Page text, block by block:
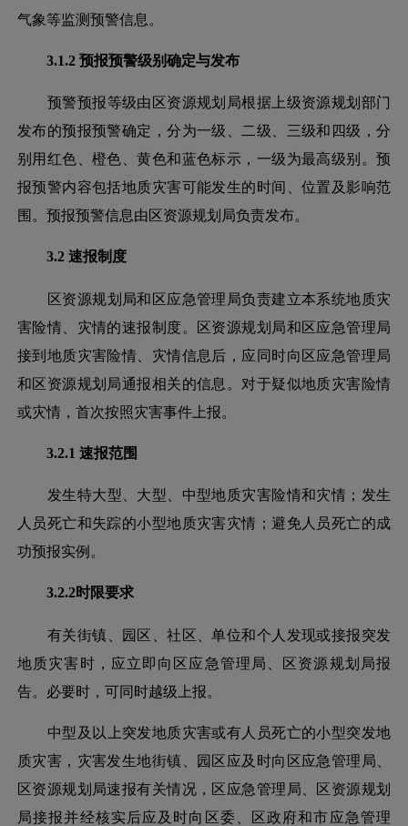
气象等监测预警信息。
3.1.2 预报预警级别确定与发布
预警预报等级由区资源规划局根据上级资源规划部门
发布的预报预警确定，分为一级、二级、三级和四级，分
别用红色、橙色、黄色和蓝色标示，一级为最高级别。预
报预警内容包括地质灾害可能发生的时间、位置及影响范
围。预报预警信息由区资源规划局负责发布。
3.2 速报制度
区资源规划局和区应急管理局负责建立本系统地质灾
害险情、灾情的速报制度。区资源规划局和区应急管理局
接到地质灾害险情、灾情信息后，应同时向区应急管理局
和区资源规划局通报相关的信息。对于疑似地质灾害险情
或灾情，首次按照灾害事件上报。
3.2.1 速报范围
发生特大型、大型、中型地质灾害险情和灾情；发生
人员死亡和失踪的小型地质灾害灾情；避免人员死亡的成
功预报实例。
3.2.2时限要求
有关街镇、园区、社区、单位和个人发现或接报突发
地质灾害时，应立即向区应急管理局、区资源规划局报
告。必要时，可同时越级上报。
中型及以上突发地质灾害或有人员死亡的小型突发地
质灾害，灾害发生地街镇、园区应及时向区应急管理局、
区资源规划局速报有关情况，区应急管理局、区资源规划
局接报并经核实后应及时向区委、区政府和市应急管理